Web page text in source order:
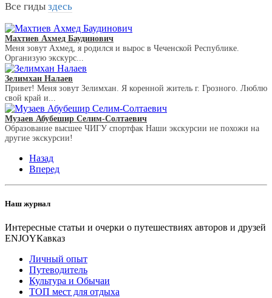
Все гиды здесь
Махтиев Ахмед Баудинович
Меня зовут Ахмед, я родился и вырос в Чеченской Республике.
Организую экскурс...
Зелимхан Налаев
Привет! Меня зовут Зелимхан. Я коренной житель г. Грозного. Люблю
свой край и...
Музаев Абубешир Селим-Солтаевич
Образование высшее ЧИГУ спортфак Наши экскурсии не похожи на
другие экскурсии!
Назад
Вперед
Наш журнал
Интересные статьи и очерки о путешествиях авторов и друзей
ENJOYКавказ
Личный опыт
Путеводитель
Культура и Обычаи
ТОП мест для отдыха